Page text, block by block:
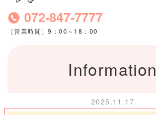
072-847-7777
［営業時間］9：00～18：00
Information
2025.11.17